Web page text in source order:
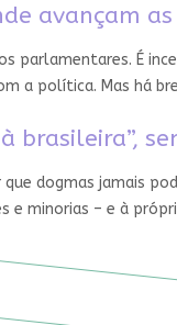
avançam
parlamentares. É
a política. Mas há
brasileira”,
que dogmas jamais
e minorias – e à